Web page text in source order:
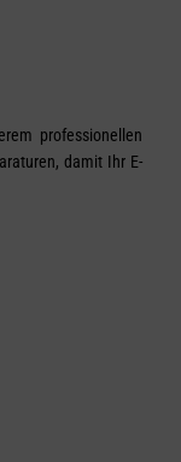
professionellen
damit Ihr E-